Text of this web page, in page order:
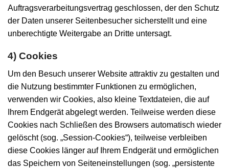
Auftragsverarbeitungsvertrag geschlossen, der den Schutz
der Daten unserer Seitenbesucher sicherstellt und eine
unberechtigte Weitergabe an Dritte untersagt.
4) Cookies
Um den Besuch unserer Website attraktiv zu gestalten und
die Nutzung bestimmter Funktionen zu ermöglichen,
verwenden wir Cookies, also kleine Textdateien, die auf
Ihrem Endgerät abgelegt werden. Teilweise werden diese
Cookies nach Schließen des Browsers automatisch wieder
gelöscht (sog. „Session-Cookies“), teilweise verbleiben
diese Cookies länger auf Ihrem Endgerät und ermöglichen
das Speichern von Seiteneinstellungen (sog. „persistente